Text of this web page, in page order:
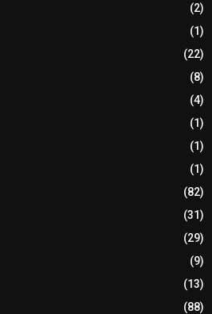
(2)
(1)
(22)
(8)
(4)
(1)
(1)
(1)
(82)
(31)
(29)
(9)
(13)
(88)